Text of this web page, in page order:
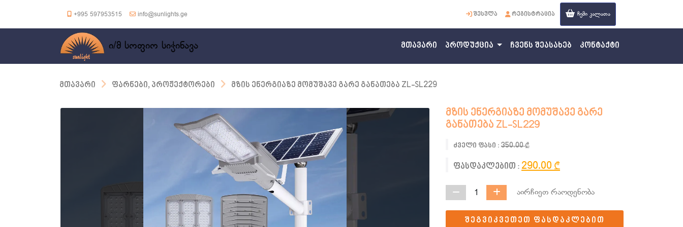
+995 597953515 info@sunlights.ge შესვლა რეგისტრაცია ჩემი კალათა
ი/მ სოფიო სიჭინავა მთავარი (current)
პროდუქცია ჩვენს შეასახებ კონტაქტი
მთავარი ფარნები, პროჟექტორები მზის ენერგიაზე მომუშავე გარე განათება ZL-SL229
მზის ენერგიაზე მომუშავე გარე
განათება ZL-SL229
ძველი ფასი : 350.00 ₾
ფასდაკლებით : 290.00 ₾
1 აირჩიეთ რაოდენობა
შეგვიკვეთეთ ფასდაკლებით